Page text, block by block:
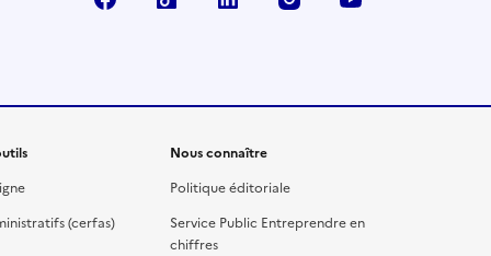
(cerfas)
Nous connaître
Politique éditoriale
Service Public Entreprendre en
chiffres